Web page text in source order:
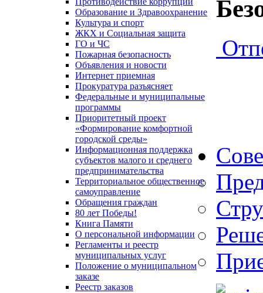
Образование и Здравоохранение
Культура и спорт
ЖКХ и Социальная защита
ГО и ЧС
Пожарная безопасность
Объявления и новости
Интернет приемная
Прокуратура разъясняет
Федеральные и муниципальные
программы
Приоритетный проект
«Формирование комфортной
городской среды»
Информационная поддержка
субъектов малого и среднего
предпринимательства
Территориальное общественное
самоуправление
Обращения граждан
80 лет Победы!
Книга Памяти
О персональной информации
Регламенты и реестр
муниципальных услуг
Положение о муниципальном
заказе
Реестр заказов